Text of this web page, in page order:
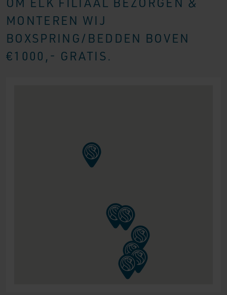
MONTEREN WIJ
BOXSPRING/BEDDEN BOVEN
€1000,- GRATIS.